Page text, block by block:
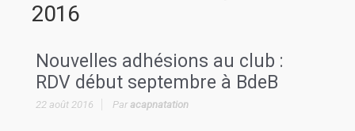
2016
Nouvelles adhésions au club :
RDV début septembre à BdeB
22 août 2016 Paracapnatation